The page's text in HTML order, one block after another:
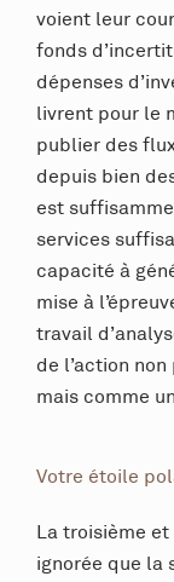
voient leur
fonds
dépenses
livrent pour le
publier des
depuis bien
est
services
capacité à
mise à
travail
de l’action
mais comme
Votre étoile
La troisième
ignorée que la